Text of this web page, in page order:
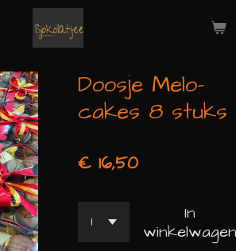
Doosje Melo-
cakes 8 stuks
€ 16,50
In
winkelwagen